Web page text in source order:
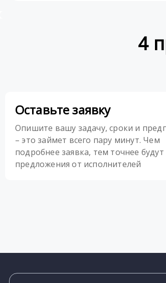
4
Оставьте заявку
Опишите вашу задачу, сроки и
– это займет всего пару минут. Чем
подробнее заявка, тем точнее будут
предложения от исполнителей